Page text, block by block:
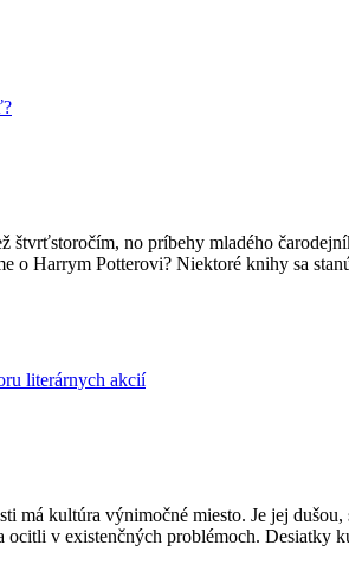
štvrťstoročím, no príbehy mladého
o Harrym Potterovi? Niektoré knihy sa
literárnych akcií
má kultúra výnimočné miesto. Je jej
ocitli v existenčných problémoch.